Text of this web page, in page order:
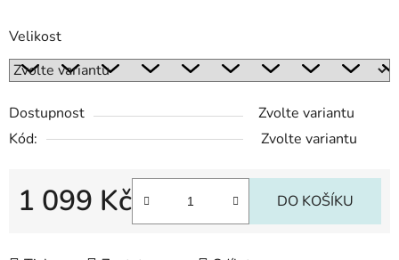
Velikost
Dostupnost
Zvolte variantu
Kód:
Zvolte variantu
1 099 Kč DO KOŠÍKU